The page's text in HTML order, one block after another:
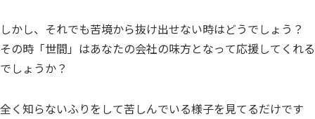
しかし、それでも苦境から抜け出せない時はどうでしょう？
その時「世間」はあなたの会社の味方となって応援してくれる
でしょうか？
全く知らないふりをして苦しんでいる様子を見てるだけです